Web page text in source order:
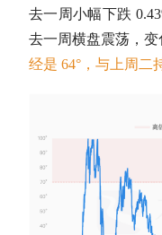
去一周小幅下跌
去一周横盘震荡，变
经是 64°，与上周二